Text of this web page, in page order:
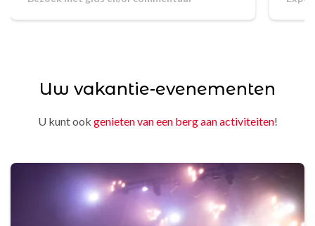
Uw vakantie-evenementen
U kunt ook genieten van een berg aan activiteiten!